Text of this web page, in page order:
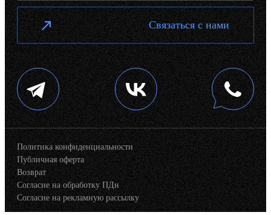
Связаться с нами
Политика конфиденциальности
Публичная оферта
Возврат
Согласие на обработку ПДн
Согласие на рекламную рассылку